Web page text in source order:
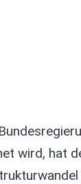
wird, hat